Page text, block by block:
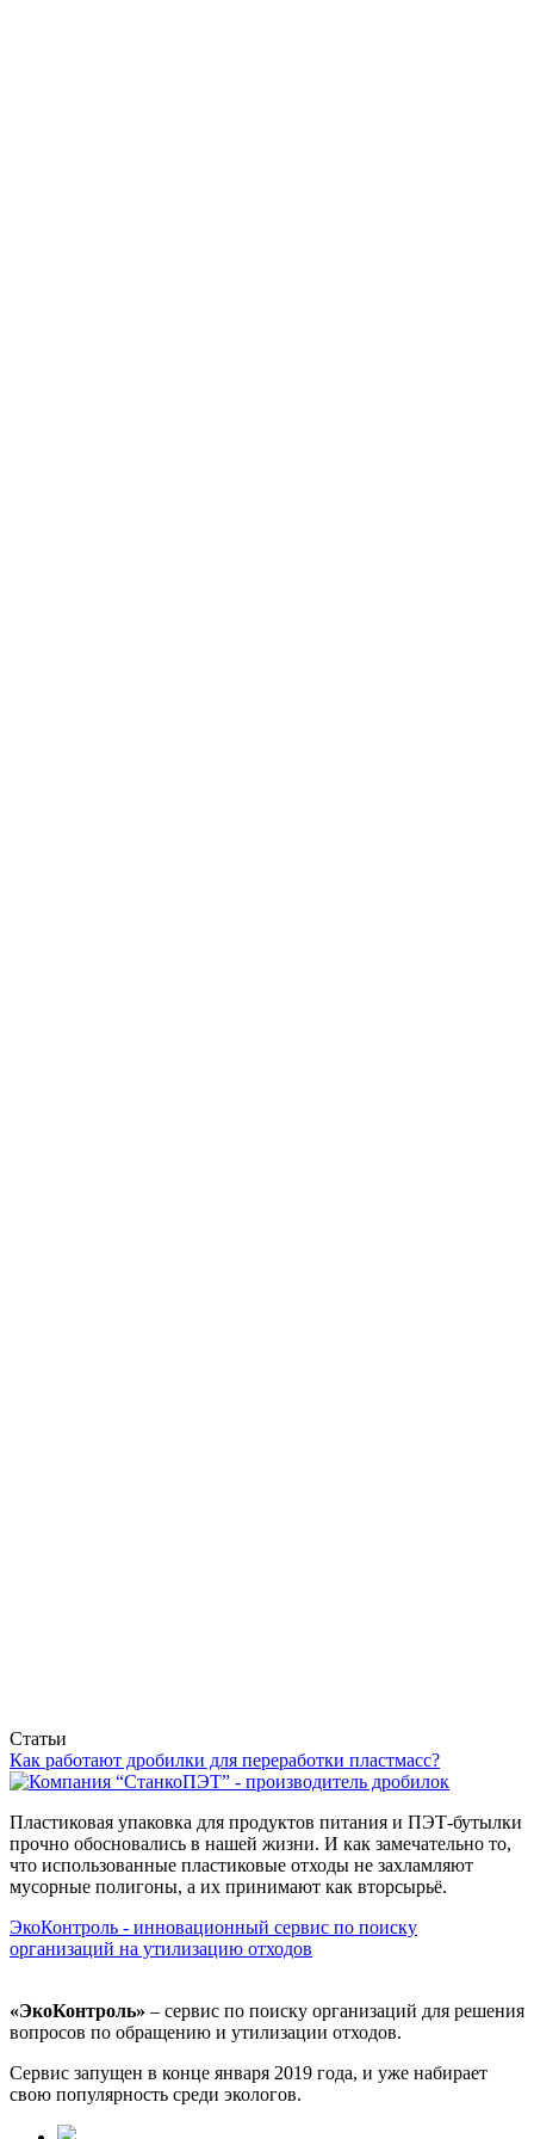
Статьи
Как работают дробилки для переработки пластмасс?
Пластиковая упаковка для продуктов питания и ПЭТ-бутылки
прочно обосновались в нашей жизни. И как замечательно то,
что использованные пластиковые отходы не захламляют
мусорные полигоны, а их принимают как вторсырьё.
ЭкоКонтроль - инновационный сервис по поиску
организаций на утилизацию отходов
«ЭкоКонтроль» – сервис по поиску организаций для решения
вопросов по обращению и утилизации отходов.
Сервис запущен в конце января 2019 года, и уже набирает
свою популярность среди экологов.